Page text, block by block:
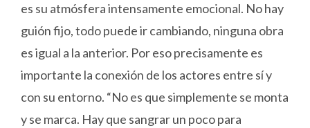
es su atmósfera intensamente emocional. No hay
guión fijo, todo puede ir cambiando, ninguna obra
es igual a la anterior. Por eso precisamente es
importante la conexión de los actores entre sí y
con su entorno. “No es que simplemente se monta
y se marca. Hay que sangrar un poco para